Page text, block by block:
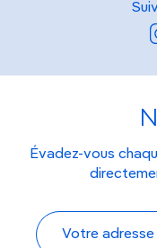
Évadez-vous